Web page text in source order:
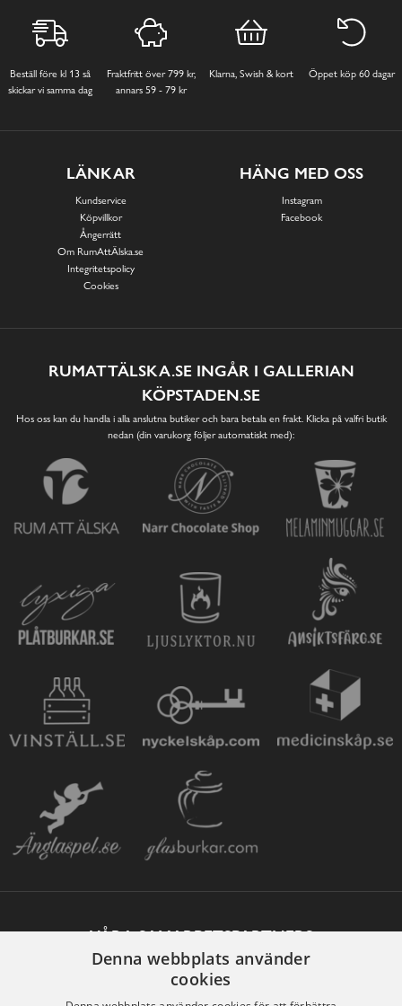
Beställ före kl 13 så
skickar vi samma dag
Fraktfritt över 799 kr,
annars 59 - 79 kr
Klarna, Swish & kort Öppet köp 60 dagar
LÄNKAR
Kundservice
Köpvillkor
Ångerrätt
Om RumAttÄlska.se
Integritetspolicy
Cookies
HÄNG MED OSS
Instagram
Facebook
RUMATTÄLSKA.SE INGÅR I GALLERIAN
KÖPSTADEN.SE
Hos oss kan du handla i alla anslutna butiker och bara betala en frakt. Klicka på valfri butik
nedan (din varukorg följer automatiskt med):
VÅRA SAMARBETSPARTNERS
Denna webbplats använder
cookies